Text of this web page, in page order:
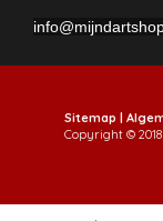
Sitemap |
Copyright ©